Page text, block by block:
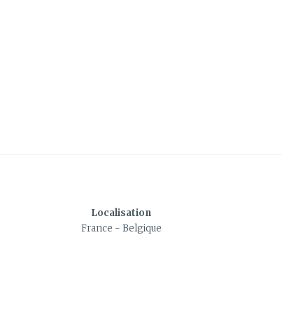
Localisation
France - Belgique